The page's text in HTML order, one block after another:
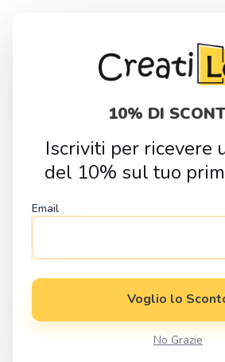
Home Idee Regalo Eventi e Festivita
legno Modello Albero di Natale
10% DI
Iscriviti per ricevere
del 10% sul tuo
Email
Voglio lo
No Grazie